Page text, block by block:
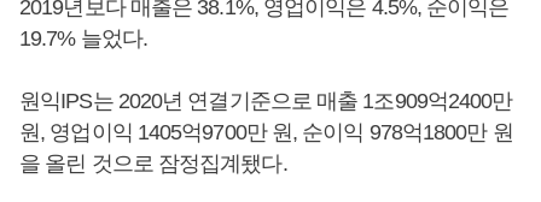
2019년보다 매출은 38.1%, 영업이익은 4.5%, 순이익은
19.7% 늘었다.
원익IPS는 2020년 연결기준으로 매출 1조909억2400만
원, 영업이익 1405억9700만 원, 순이익 978억1800만 원
을 올린 것으로 잠정집계됐다.